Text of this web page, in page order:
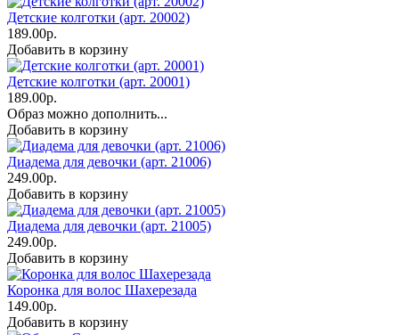
Детские колготки (арт. 20002)
189.00р.
Добавить в корзину
Детские колготки (арт. 20001)
189.00р.
Образ можно дополнить...
Добавить в корзину
Диадема для девочки (арт. 21006)
249.00р.
Добавить в корзину
Диадема для девочки (арт. 21005)
249.00р.
Добавить в корзину
Коронка для волос Шахерезада
149.00р.
Добавить в корзину